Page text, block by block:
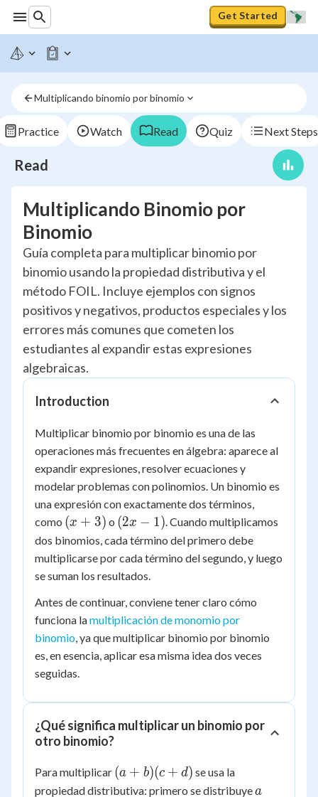
Get Started
Multiplicando binomio por binomio
Practice Watch Read Quiz Next Steps
Read
Multiplicando Binomio por
Binomio
Guía completa para multiplicar binomio por
binomio usando la propiedad distributiva y el
método FOIL. Incluye ejemplos con signos
positivos y negativos, productos especiales y los
errores más comunes que cometen los
estudiantes al expandir estas expresiones
algebraicas.
Introduction
Multiplicar binomio por binomio es una de las
operaciones más frecuentes en álgebra: aparece al
expandir expresiones, resolver ecuaciones y
modelar problemas con polinomios. Un binomio es
una expresión con exactamente dos términos,
como (x
+
3)
(x + 3) o (2x
-
1)
(2x − 1). Cuando multiplicamos
dos binomios, cada término del primero debe
multiplicarse por cada término del segundo, y luego
se suman los resultados.
Antes de continuar, conviene tener claro cómo
funciona lamultiplicación de monomio por
binomio, ya que multiplicar binomio por binomio
es, en esencia, aplicar esa misma idea dos veces
seguidas.
¿Qué significa multiplicar un binomio por
otro binomio?
Para multiplicar (a+b)
(c+d)
(a + b)(c + d) se usa la
propiedad distributiva: primero se distribuyea
a